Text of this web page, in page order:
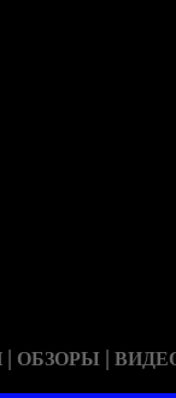
| ОБЗОРЫ |